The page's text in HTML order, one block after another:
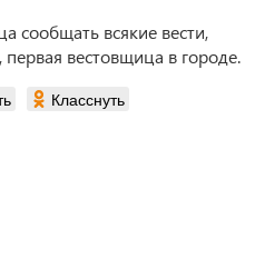
сообщать всякие вести,
вестовщица в городе.
Класснуть